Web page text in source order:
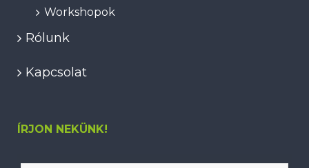
Workshopok
Rólunk
Kapcsolat
ÍRJON NEKÜNK!